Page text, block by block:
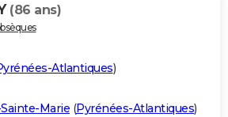
(86 ans)
Atlantiques)
Marie (Pyrénées-Atlantiques)